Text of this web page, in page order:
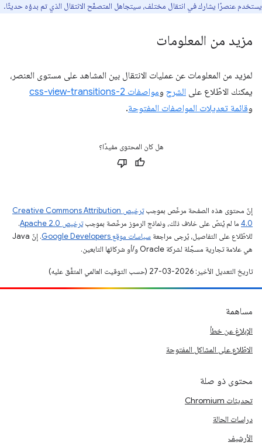
يستخدم عنصرًا يشارك في انتقال مختلف، سيتجاهل المتصفّح الانتقال الذي تم بدؤه حديثًا.
مزيد من المعلومات
لمزيد من المعلومات عن عمليات الانتقال بين المشاهد على مستوى العنصر،
يمكنك الاطّلاع على الشرح ومواصفات css-view-transitions-2
وقائمة تعديلات المواصفات المفتوحة.
هل كان المحتوى مفيدًا؟
إنّ محتوى هذه الصفحة مرخّص بموجب
ترخيص Creative Commons Attribution
4.0‏ ما لم يُنصّ على خلاف ذلك، ونماذج الرموز مرخّصة بموجبترخيص Apache 2.0‏
.
للاطّلاع على التفاصيل، يُرجى مراجعة سياسات موقع Google Developers‏
. إنّ Java
هي علامة تجارية مسجَّلة لشركة Oracle و/أو شركائها التابعين.
تاريخ التعديل الأخير: 2026-03-27 (حسب التوقيت العالمي المتفَّق عليه)
مساهمة
الإبلاغ عن خطأ
الاطّلاع على المشاكل المفتوحة
محتوى ذو صلة
تحديثات Chromium
دراسات الحالة
الأرشيف